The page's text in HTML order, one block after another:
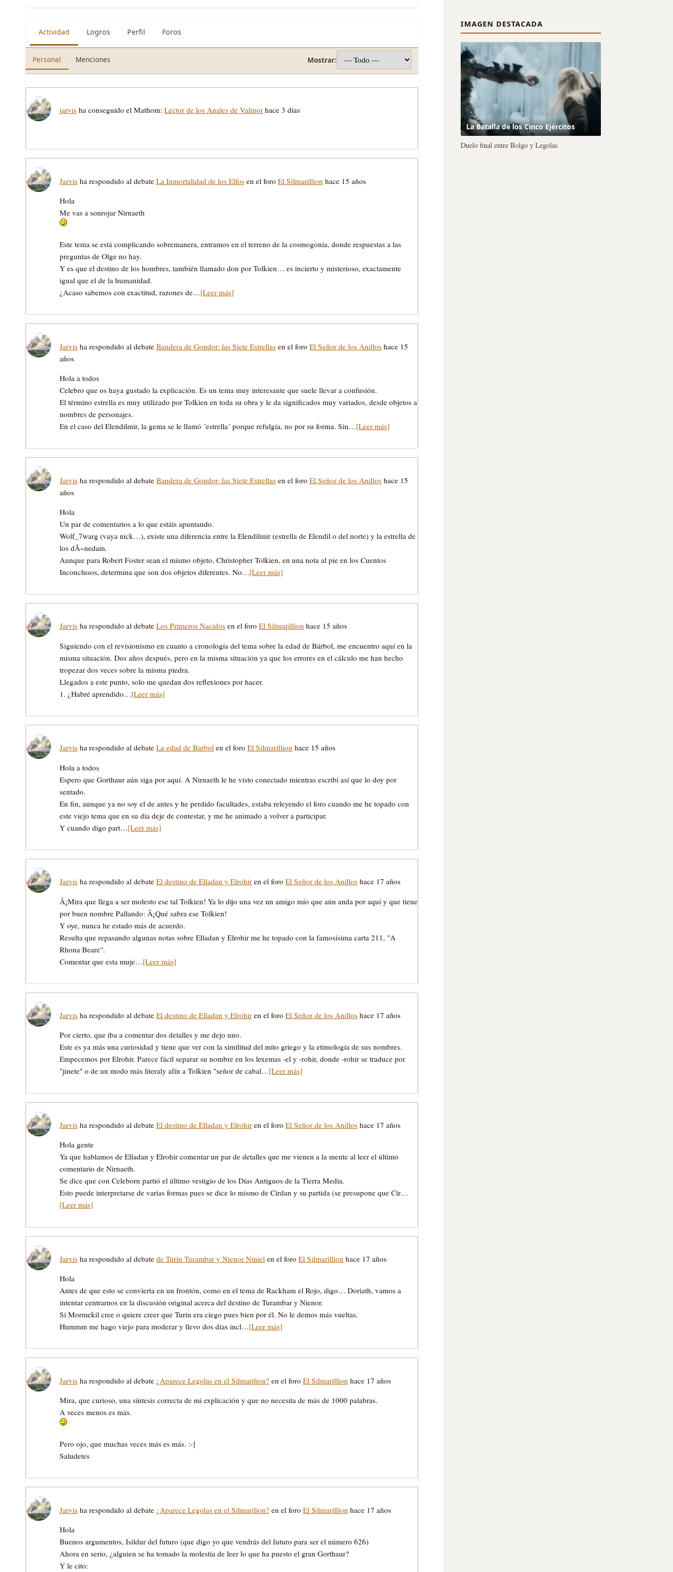
Actividad Logros Perfil Foros
Personal Menciones Mostrar:
jarvis ha conseguido el Mathom: Lector de los Anales de Valinor hace 3 días
Jarvis ha respondido al debate La Inmortalidad de los Elfos en el foro El Silmarillion hace 15 años
Hola
Me vas a sonrojar Nirnaeth
Este tema se está complicando sobremanera, entramos en el terreno de la cosmogonía, donde respuestas a las
preguntas de Olge no hay.
Y es que el destino de los hombres, también llamado don por Tolkien… es incierto y misterioso, exactamente
igual que el de la humanidad.
¿Acaso sabemos con exactitud, razones de…[Leer más]
Jarvis ha respondido al debate Bandera de Gondor: las Siete Estrellas en el foro El Señor de los Anillos hace 15
años
Hola a todos
Celebro que os haya gustado la explicación. Es un tema muy interesante que suele llevar a confusión.
El término estrella es muy utilizado por Tolkien en toda su obra y le da significados muy variados, desde objetos a
nombres de personajes.
En el caso del Elendilmir, la gema se le llamó ´estrella´ porque refulgía, no por su forma. Sin…[Leer más]
Jarvis ha respondido al debate Bandera de Gondor: las Siete Estrellas en el foro El Señor de los Anillos hace 15
años
Hola
Un par de comentarios a lo que estáis apuntando.
Wolf_7warg (vaya nick…), existe una diferencia entre la Elendilmir (estrella de Elendil o del norte) y la estrella de
los dÃ»nedain.
Aunque para Robert Foster sean el mismo objeto, Christopher Tolkien, en una nota al pie en los Cuentos
Inconclusos, determina que son dos objetos diferentes. No…[Leer más]
Jarvis ha respondido al debate Los Primeros Nacidos en el foro El Silmarillion hace 15 años
Siguiendo con el revisionismo en cuanto a cronología del tema sobre la edad de Bárbol, me encuentro aquí en la
misma situación. Dos años después, pero en la misma situación ya que los errores en el cálculo me han hecho
tropezar dos veces sobre la misma piedra.
Llegados a este punto, solo me quedan dos reflexiones por hacer.
1. ¿Habré aprendido…[Leer más]
Jarvis ha respondido al debate La edad de Barbol en el foro El Silmarillion hace 15 años
Hola a todos
Espero que Gorthaur aún siga por aquí. A Nirnaeth le he visto conectado mientras escribí así que lo doy por
sentado.
En fin, aunque ya no soy el de antes y he perdido facultades, estaba releyendo el foro cuando me he topado con
este viejo tema que en su día deje de contestar, y me he animado a volver a participar.
Y cuando digo part…[Leer más]
Jarvis ha respondido al debate El destino de Elladan y Elrohir en el foro El Señor de los Anillos hace 17 años
Â¡Mira que llega a ser molesto ese tal Tolkien! Ya lo dijo una vez un amigo mío que aún anda por aquí y que tiene
por buen nombre Pallando: Â¡Qué sabra ese Tolkien!
Y oye, nunca he estado más de acuerdo.
Resulta que repasando algunas notas sobre Elladan y Elrohir me he topado con la famosísima carta 211, "A
Rhona Beare".
Comentar que esta muje…[Leer más]
Jarvis ha respondido al debate El destino de Elladan y Elrohir en el foro El Señor de los Anillos hace 17 años
Por cierto, que iba a comentar dos detalles y me dejo uno.
Este es ya más una curiosidad y tiene que ver con la similitud del mito griego y la etimología de sus nombres.
Empecemos por Elrohir. Parece fácil separar su nombre en los lexemas -el y -rohir, donde -rohir se traduce por
"jinete" o de un modo más literaly afín a Tolkien "señor de cabal…[Leer más]
Jarvis ha respondido al debate El destino de Elladan y Elrohir en el foro El Señor de los Anillos hace 17 años
Hola gente
Ya que hablamos de Elladan y Elrohir comentar un par de detalles que me vienen a la mente al leer el último
comentario de Nirnaeth.
Se dice que con Celeborn partió el último vestigio de los Días Antiguos de la Tierra Media.
Esto puede interpretarse de varias formas pues se dice lo mismo de Cirdan y su partida (se presupone que Cír…
[Leer más]
Jarvis ha respondido al debate de Túrin Turambar y Nienor Niniel en el foro El Silmarillion hace 17 años
Hola
Antes de que esto se convierta en un frontón, como en el tema de Rackham el Rojo, digo… Doriath, vamos a
intentar centrarnos en la discusión original acerca del destino de Turambar y Nienor.
Si Mormekil cree o quiere creer que Turin era ciego pues bien por él. No le demos más vueltas.
Hummm me hago viejo para moderar y llevo dos días incl…[Leer más]
Jarvis ha respondido al debate ¿Aparece Legolas en el Silmarilion? en el foro El Silmarillion hace 17 años
Mira, que curioso, una síntesis correcta de mi explicación y que no necesita de más de 1000 palabras.
A veces menos es más.
Pero ojo, que muchas veces más es más. :-]
Saludetes
Jarvis ha respondido al debate ¿Aparece Legolas en el Silmarilion? en el foro El Silmarillion hace 17 años
Hola
Buenos argumentos, Isildur del futuro (que digo yo que vendrás del futuro para ser el número 626)
Ahora en serio, ¿alguien se ha tomado la molestia de leer lo que ha puesto el gran Gorthaur?
Y le cito:
IMAGEN DESTACADA
La Batalla de los Cinco Ejércitos
Duelo final entre Bolgo y Legolas